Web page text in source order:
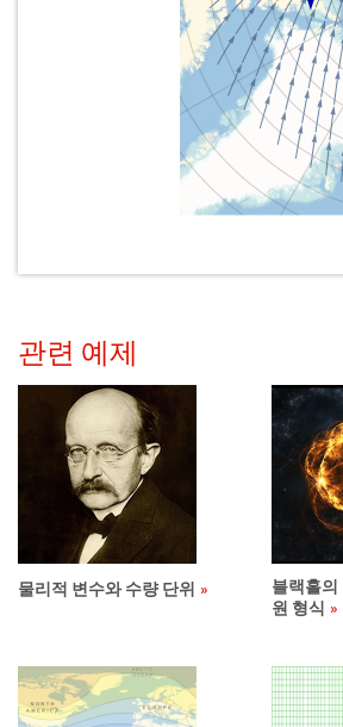
관련 예제
물리적 변수와 수량 단위
블랙홀의
원 형식